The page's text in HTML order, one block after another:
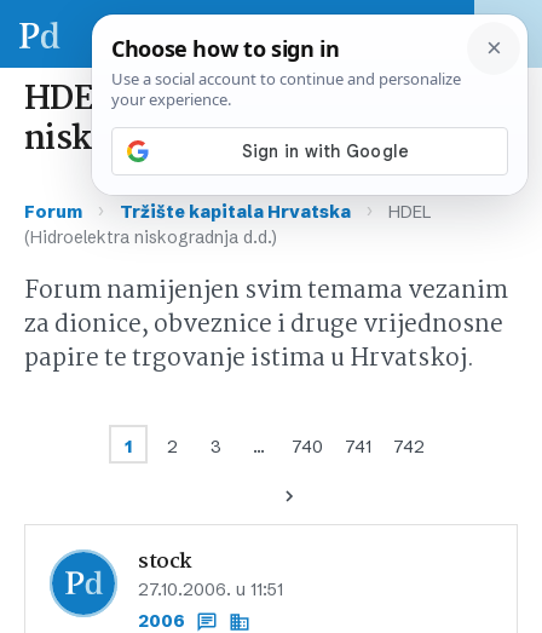
HDEL (Hidroelektra
niskogradnja d.d.)
Forum › Tržište kapitala Hrvatska ›
HDEL
(Hidroelektra niskogradnja d.d.)
Forum namijenjen svim temama vezanim
za dionice, obveznice i druge vrijednosne
papire te trgovanje istima u Hrvatskoj.
1 2 3 … 740 741 742
stock
27.10.2006. u 11:51
2006